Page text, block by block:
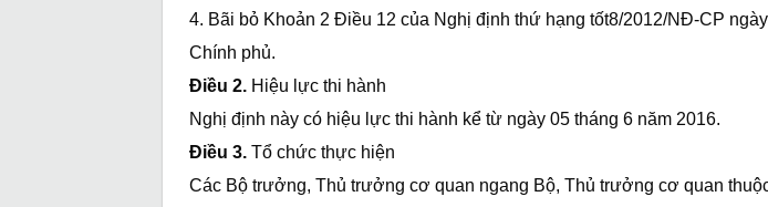
4. Bãi bỏ Khoản 2 Điều 12 của Nghị định thứ hạng tốt8/2012/NĐ-CP
Chính phủ.
Điều 2. Hiệu lực thi hành
Nghị định này có hiệu lực thi hành kể từ ngày 05 tháng 6 năm 2016.
Điều 3. Tổ chức thực hiện
Các Bộ trưởng, Thủ trưởng cơ quan ngang Bộ, Thủ trưởng cơ quan